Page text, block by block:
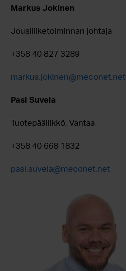
Markus Jokinen
Jousiliiketoiminnan johtaja
+358 40 827 3289
markus.jokinen@meconet.net
Pasi Suvela
Tuotepäällikkö, Vantaa
+358 40 668 1832
pasi.suvela@meconet.net